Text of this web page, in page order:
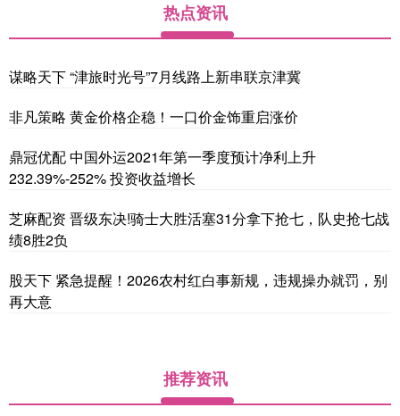
热点资讯
谋略天下 “津旅时光号”7月线路上新串联京津冀
非凡策略 黄金价格企稳！一口价金饰重启涨价
鼎冠优配 中国外运2021年第一季度预计净利上升
232.39%-252% 投资收益增长
芝麻配资 晋级东决!骑士大胜活塞31分拿下抢七，队史抢七战
绩8胜2负
股天下 紧急提醒！2026农村红白事新规，违规操办就罚，别
再大意
推荐资讯